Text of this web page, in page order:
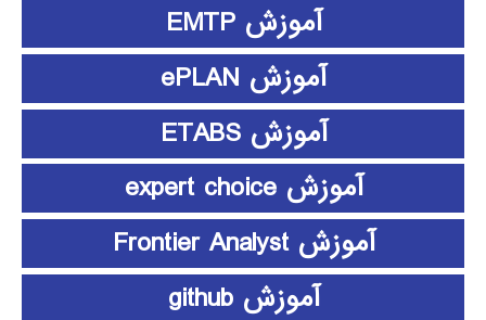
آموزش EMTP
آموزش ePLAN
آموزش ETABS
آموزش expert choice
آموزش Frontier Analyst
آموزش github